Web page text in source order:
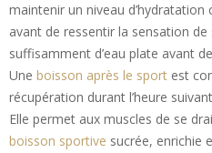
maintenir un niveau d’hydratation
avant de ressentir la sensation de
suffisamment d’eau plate avant
Une boisson après le sport est
récupération durant l’heure
Elle permet aux muscles de se
boisson sportive sucrée, enrichie